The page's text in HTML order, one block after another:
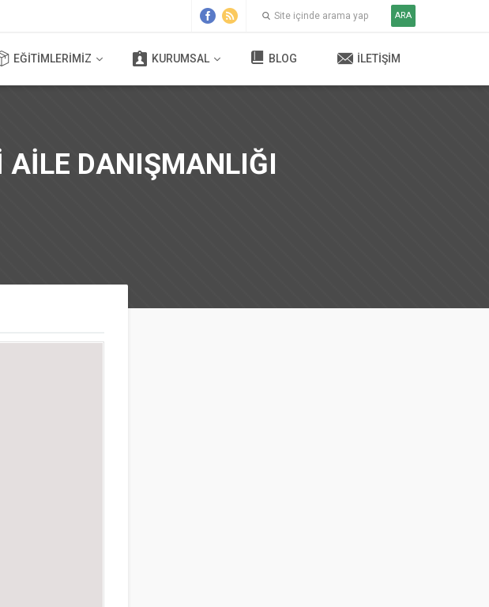
ARA
EĞİTİMLERİMİZ KURUMSAL BLOG İLETIŞIM
DANIŞMANLIĞI